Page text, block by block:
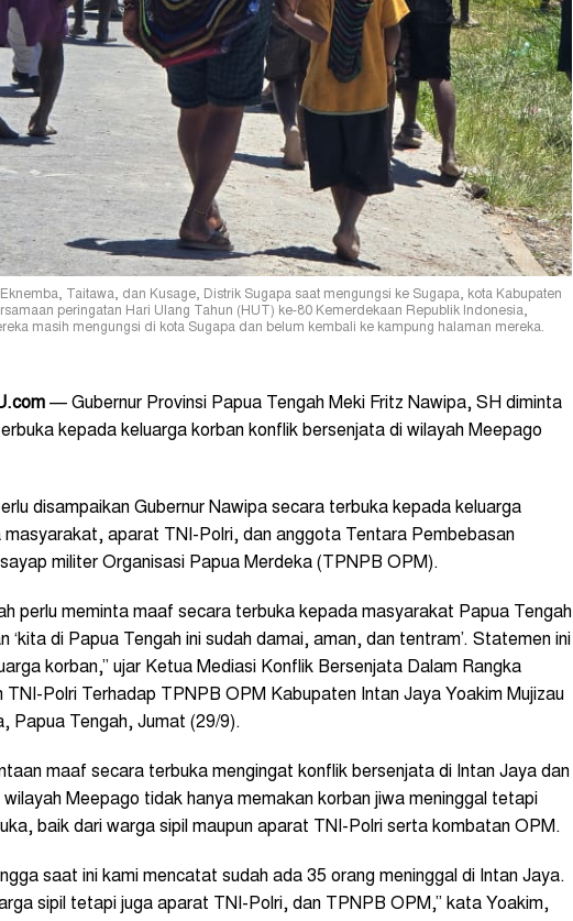
Taitawa, dan Kusage, Distrik Sugapa saat mengungsi ke Sugapa, kota Kabupaten
peringatan Hari Ulang Tahun (HUT) ke-80 Kemerdekaan Republik Indonesia,
masih mengungsi di kota Sugapa dan belum kembali ke kampung halaman mereka.
— Gubernur Provinsi Papua Tengah Meki Fritz Nawipa, SH diminta
kepada keluarga korban konflik bersenjata di wilayah Meepago
disampaikan Gubernur Nawipa secara terbuka kepada keluarga
masyarakat, aparat TNI-Polri, dan anggota Tentara Pembebasan
militer Organisasi Papua Merdeka (TPNPB OPM).
perlu meminta maaf secara terbuka kepada masyarakat Papua Tengah
‘kita di Papua Tengah ini sudah damai, aman, dan tentram’. Statemen ini
korban,” ujar Ketua Mediasi Konflik Bersenjata Dalam Rangka
TNI-Polri Terhadap TPNPB OPM Kabupaten Intan Jaya Yoakim Mujizau
Papua Tengah, Jumat (29/9).
maaf secara terbuka mengingat konflik bersenjata di Intan Jaya dan
Meepago tidak hanya memakan korban jiwa meninggal tetapi
baik dari warga sipil maupun aparat TNI-Polri serta kombatan OPM.
saat ini kami mencatat sudah ada 35 orang meninggal di Intan Jaya.
sipil tetapi juga aparat TNI-Polri, dan TPNPB OPM,” kata Yoakim,